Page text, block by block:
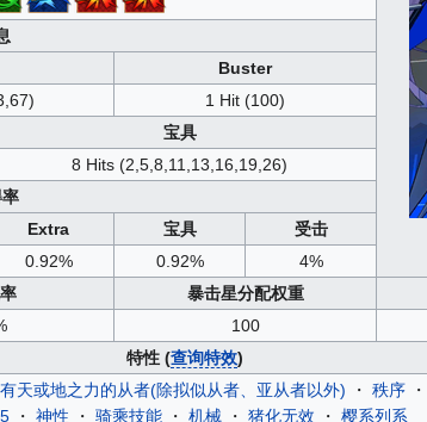
Buster
1 Hit (100)
宝具
8 Hits (2,5,8,11,13,16,19,26)
Extra 宝具
受击
0.92% 0.92%
4%
暴击星分配权重
100
特性 (查询特效)
天或地之力的从者(除拟似从者、亚从者以外) ・ 秩序
・ 神性 ・ 骑乘技能 ・ 机械 ・ 猪化无效 ・ 樱系列系